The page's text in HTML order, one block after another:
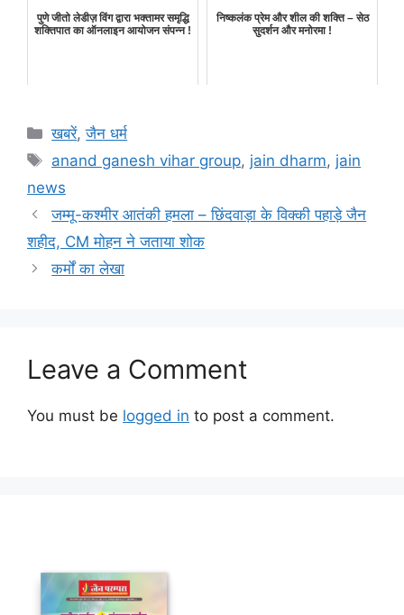
पुणे जीतो लेडीज़ विंग द्वारा भक्तामर समृद्धि
शक्तिपात का ऑनलाइन आयोजन संपन्न !
निष्कलंक प्रेम और शील की शक्ति – सेठ
सुदर्शन और मनोरमा !
Categories
खबरें,जैन धर्म
Tags
anand ganesh vihar group, jain dharm, jain
news
जम्मू-कश्मीर आतंकी हमला – छिंदवाड़ा के विक्की पहाड़े जैन
शहीद, CM मोहन ने जताया शोक
कर्मों का लेखा
Leave a Comment
You must be logged in to post a comment.